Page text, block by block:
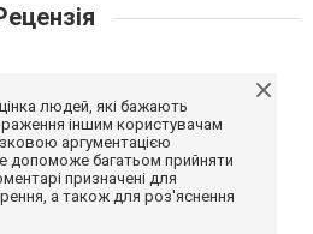
людей, які бажають
іншим користувачам
аргументацією
допоможе багатьом прийняти
призначені для
а також для роз'яснення